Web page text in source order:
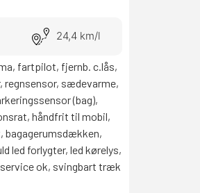
24,4 km/l
fartpilot, fjernb. c.lås,
sædevarme,
(bag),
håndfrit til mobil,
forlygter, led kørelys,
service ok, svingbart træk